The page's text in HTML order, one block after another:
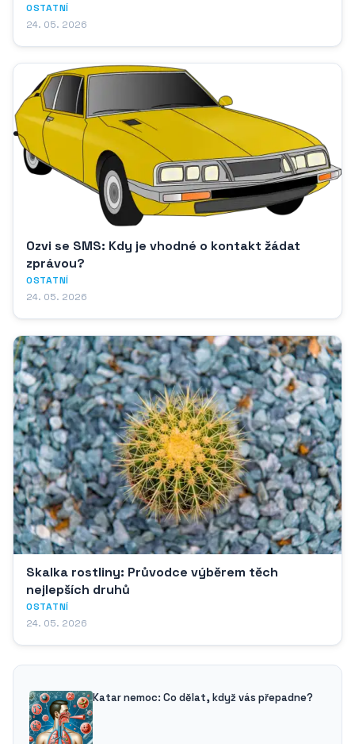
OSTATNÍ
24. 05. 2026
Ozvi se SMS: Kdy je vhodné o kontakt žádat
zprávou?
OSTATNÍ
24. 05. 2026
Skalka rostliny: Průvodce výběrem těch
nejlepších druhů
OSTATNÍ
24. 05. 2026
Katar nemoc: Co dělat, když vás přepadne?